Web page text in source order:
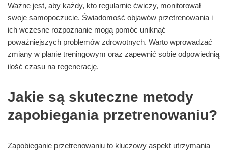
Ważne jest, aby każdy, kto regularnie ćwiczy, monitorował
swoje samopoczucie. Świadomość objawów przetrenowania i
ich wczesne rozpoznanie mogą pomóc uniknąć
poważniejszych problemów zdrowotnych. Warto wprowadzać
zmiany w planie treningowym oraz zapewnić sobie odpowiednią
ilość czasu na regenerację.
Jakie są skuteczne metody
zapobiegania przetrenowaniu?
Zapobieganie przetrenowaniu to kluczowy aspekt utrzymania